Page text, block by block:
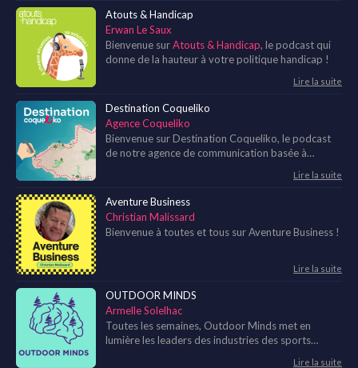
Atouts & Handicap
Erwan Le Saux
Bienvenue surAtouts & Handicap, le podcast qui
donne de la hauteur à votre politique handicap !
Lire la suite
Destination Coqueliko
Agence Coqueliko
Bienvenue sur Destination Coqueliko, le podcast
de notre agence de communication basée à
Lire la suite
Aventure Business
Christian Malissard
Bienvenue à toutes et tous sur Aventure Business !
Lire la suite
OUTDOOR MINDS
Armelle Solelhac
Toutes les semaines, Outdoor Minds met en
lumière les leaders des industries des sports
Lire la suite